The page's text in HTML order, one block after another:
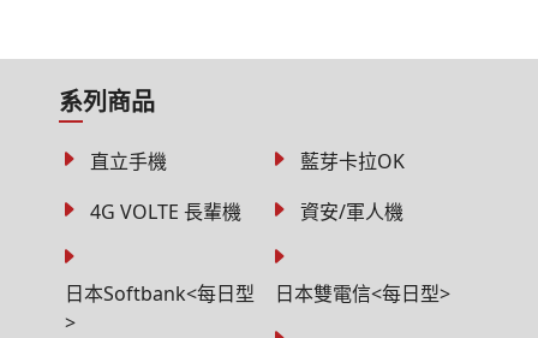
系列商品
直立手機
藍芽卡拉OK
4G VOLTE 長輩機
資安/軍人機
日本Softbank<每日型
>
日本雙電信<每日型>